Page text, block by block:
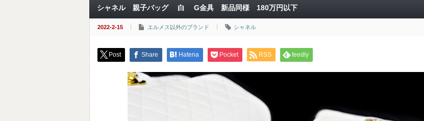
シャネル 親子バッグ 白 G金具 新品同様 180万円以下
2022-2-15 エルメス以外のブランド シャネル
Post Share Hatena Pocket RSS feedly